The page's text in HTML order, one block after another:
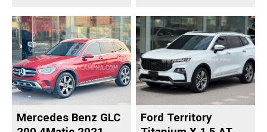
Mercedes Benz GLC
Ford Territory